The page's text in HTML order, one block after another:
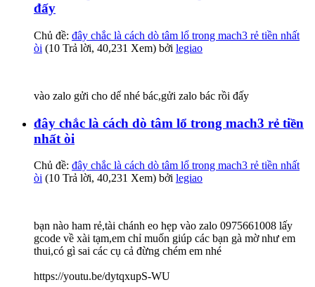
đấy
Chủ đề: đây chắc là cách dò tâm lổ trong mach3 rẻ tiền nhất
òi (10 Trả lời, 40,231 Xem) bởi legiao
vào zalo gửi cho dể nhé bác,gửi zalo bác rồi đấy
đây chắc là cách dò tâm lổ trong mach3 rẻ tiền
nhất òi
Chủ đề: đây chắc là cách dò tâm lổ trong mach3 rẻ tiền nhất
òi (10 Trả lời, 40,231 Xem) bởi legiao
bạn nào ham rẻ,tài chánh eo hẹp vào zalo 0975661008 lấy
gcode về xài tạm,em chỉ muốn giúp các bạn gà mờ như em
thui,có gì sai các cụ cả đừng chém em nhé
https://youtu.be/dytqxupS-WU